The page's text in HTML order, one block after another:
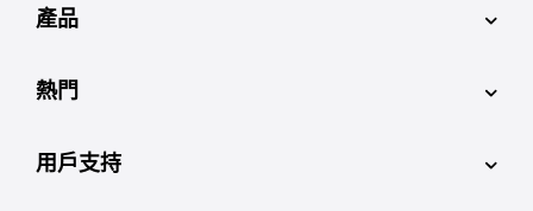
產品
熱門
用戶支持